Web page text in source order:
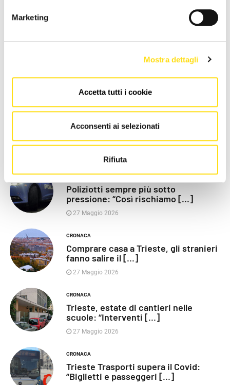
Marketing
Mostra dettagli
Accetta tutti i cookie
Acconsenti ai selezionati
Rifiuta
Razza (Lega): “Piazza Libertà va
chiusa”, Vaccarezza [...]
CRONACA
Poliziotti sempre più sotto
pressione: “Così rischiamo [...]
27 Maggio 2026
CRONACA
Comprare casa a Trieste, gli stranieri
fanno salire il [...]
27 Maggio 2026
CRONACA
Trieste, estate di cantieri nelle
scuole: “Interventi [...]
27 Maggio 2026
CRONACA
Trieste Trasporti supera il Covid:
“Biglietti e passeggeri [...]